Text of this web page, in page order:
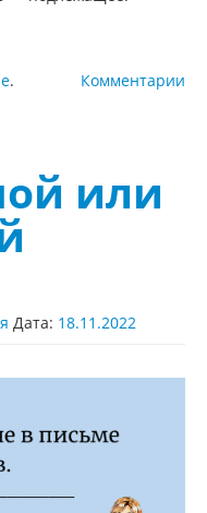
Комментарии
.
или
Дата: 18.11.2022